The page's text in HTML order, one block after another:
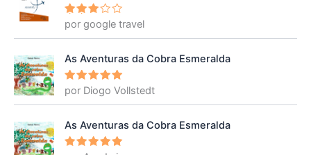
Avalia
ção3
por google travel
As Aventuras da Cobra Esmeralda
Avaliação
5
por Diogo Vollstedt
As Aventuras da Cobra Esmeralda